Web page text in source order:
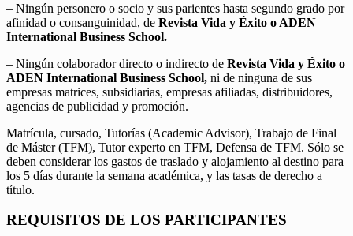
– Ningún personero o socio y sus parientes hasta segundo grado por
afinidad o consanguinidad, de Revista Vida y Éxito o ADEN
International Business School.
– Ningún colaborador directo o indirecto de Revista Vida y Éxito o
ADEN International Business School, ni de ninguna de sus
empresas matrices, subsidiarias, empresas afiliadas, distribuidores,
agencias de publicidad y promoción.
Matrícula, cursado, Tutorías (Academic Advisor), Trabajo de Final
de Máster (TFM), Tutor experto en TFM, Defensa de TFM. Sólo se
deben considerar los gastos de traslado y alojamiento al destino para
los 5 días durante la semana académica, y las tasas de derecho a
título.
REQUISITOS DE LOS PARTICIPANTES